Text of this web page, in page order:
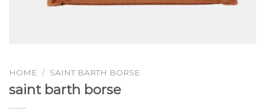
HOME / SAINT BARTH BORSE
saint barth borse